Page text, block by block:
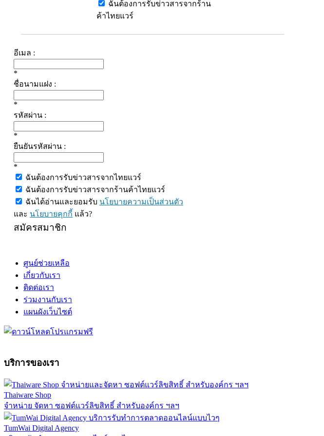
ฉันต้องการรับข่าวสารจากร้าน
ค้าไทยแวร์
อีเมล :
*
ชื่อนามแฝง :
*
รหัสผ่าน :
*
ยืนยันรหัสผ่าน :
*
ฉันต้องการรับข่าวสารจากไทยแวร์
ฉันต้องการรับข่าวสารจากร้านค้าไทยแวร์
ฉันได้อ่านและยอมรับ นโยบายความเป็นส่วนตัว
และ นโยบายคุกกี้ แล้ว?
สมัครสมาชิก
ศูนย์ช่วยเหลือ
เกี่ยวกับเรา
ติดต่อเรา
ร่วมงานกับเรา
แผนผังเว็บไซต์
บริการของเรา
Thaiware Shop
จำหน่าย จัดหา ซอฟต์แวร์ลิขสิทธิ์ สำหรับองค์กร ฯลฯ
TumWai Digital Agency